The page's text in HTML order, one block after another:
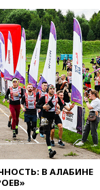
В АЛАБИНЕ